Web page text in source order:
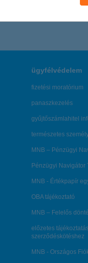
ügyfélvédelem
fizetési moratórium
panaszkezelés
gyűjtőszámlahitel
természetes
MNB – Pénzügyi
Pénzügyi Navigátor
MNB - Értékpapír
OBA tájékoztató
MNB – Felelős
előzetes
szerződéskötéshez
MNB - Országos